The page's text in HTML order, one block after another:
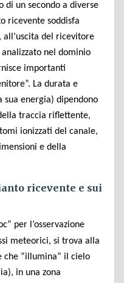
di un secondo a diverse
ricevente soddisfa
del ricevitore
nel dominio
importanti
La durata e
sua energia) dipendono
traccia riflettente,
ionizzati del canale,
e della
ricevente e sui
per l’osservazione
meteorici, si trova alla
che “illumina” il cielo
in una zona